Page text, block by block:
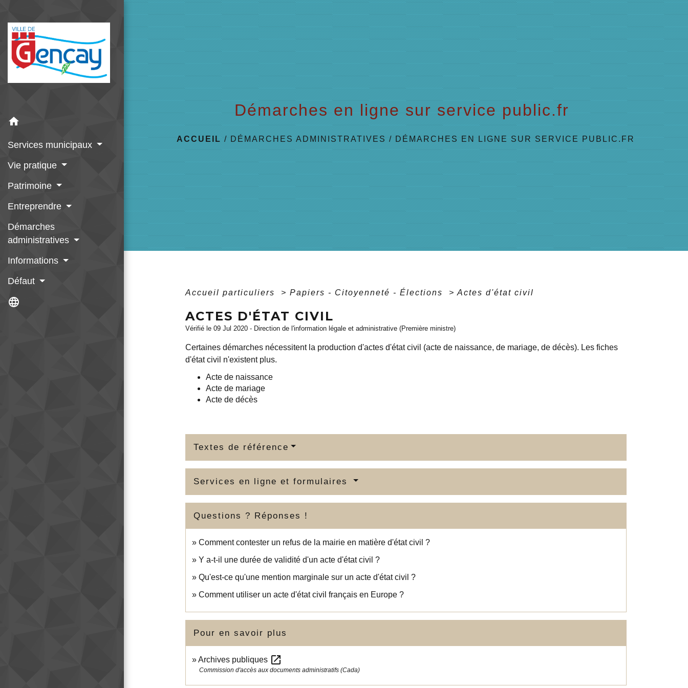
home
Services municipaux
Vie pratique
Patrimoine
Entreprendre
Démarches
administratives
Informations
Défaut
language
Démarches en ligne sur service public.fr
ACCUEIL / DÉMARCHES ADMINISTRATIVES / DÉMARCHES EN LIGNE SUR SERVICE PUBLIC.FR
Accueil particuliers > Papiers - Citoyenneté - Élections > Actes d'état civil
ACTES D'ÉTAT CIVIL
Vérifié le 09 Jul 2020 - Direction de l'information légale et administrative (Première ministre)
Certaines démarches nécessitent la production d'actes d'état civil (acte de naissance, de mariage, de décès). Les fiches
d'état civil n'existent plus.
Acte de naissance
Acte de mariage
Acte de décès
Textes de référence
Services en ligne et formulaires
Questions ? Réponses !
Comment contester un refus de la mairie en matière d'état civil ?
Y a-t-il une durée de validité d'un acte d'état civil ?
Qu'est-ce qu'une mention marginale sur un acte d'état civil ?
Comment utiliser un acte d'état civil français en Europe ?
Pour en savoir plus
Archives publiques open_in_new
Commission d'accès aux documents administratifs (Cada)